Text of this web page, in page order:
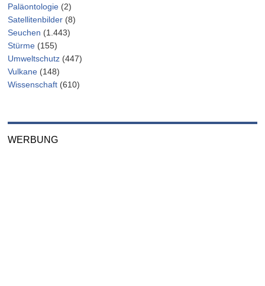
Paläontologie (2)
Satellitenbilder (8)
Seuchen (1.443)
Stürme (155)
Umweltschutz (447)
Vulkane (148)
Wissenschaft (610)
WERBUNG